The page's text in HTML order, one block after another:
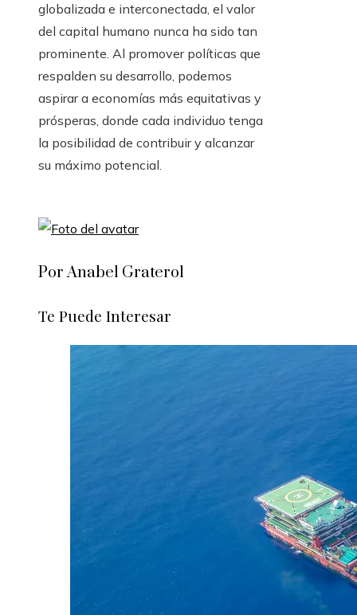
globalizada e interconectada, el valor
del capital humano nunca ha sido tan
prominente. Al promover políticas que
respalden su desarrollo, podemos
aspirar a economías más equitativas y
prósperas, donde cada individuo tenga
la posibilidad de contribuir y alcanzar
su máximo potencial.
Por Anabel Graterol
Te Puede Interesar